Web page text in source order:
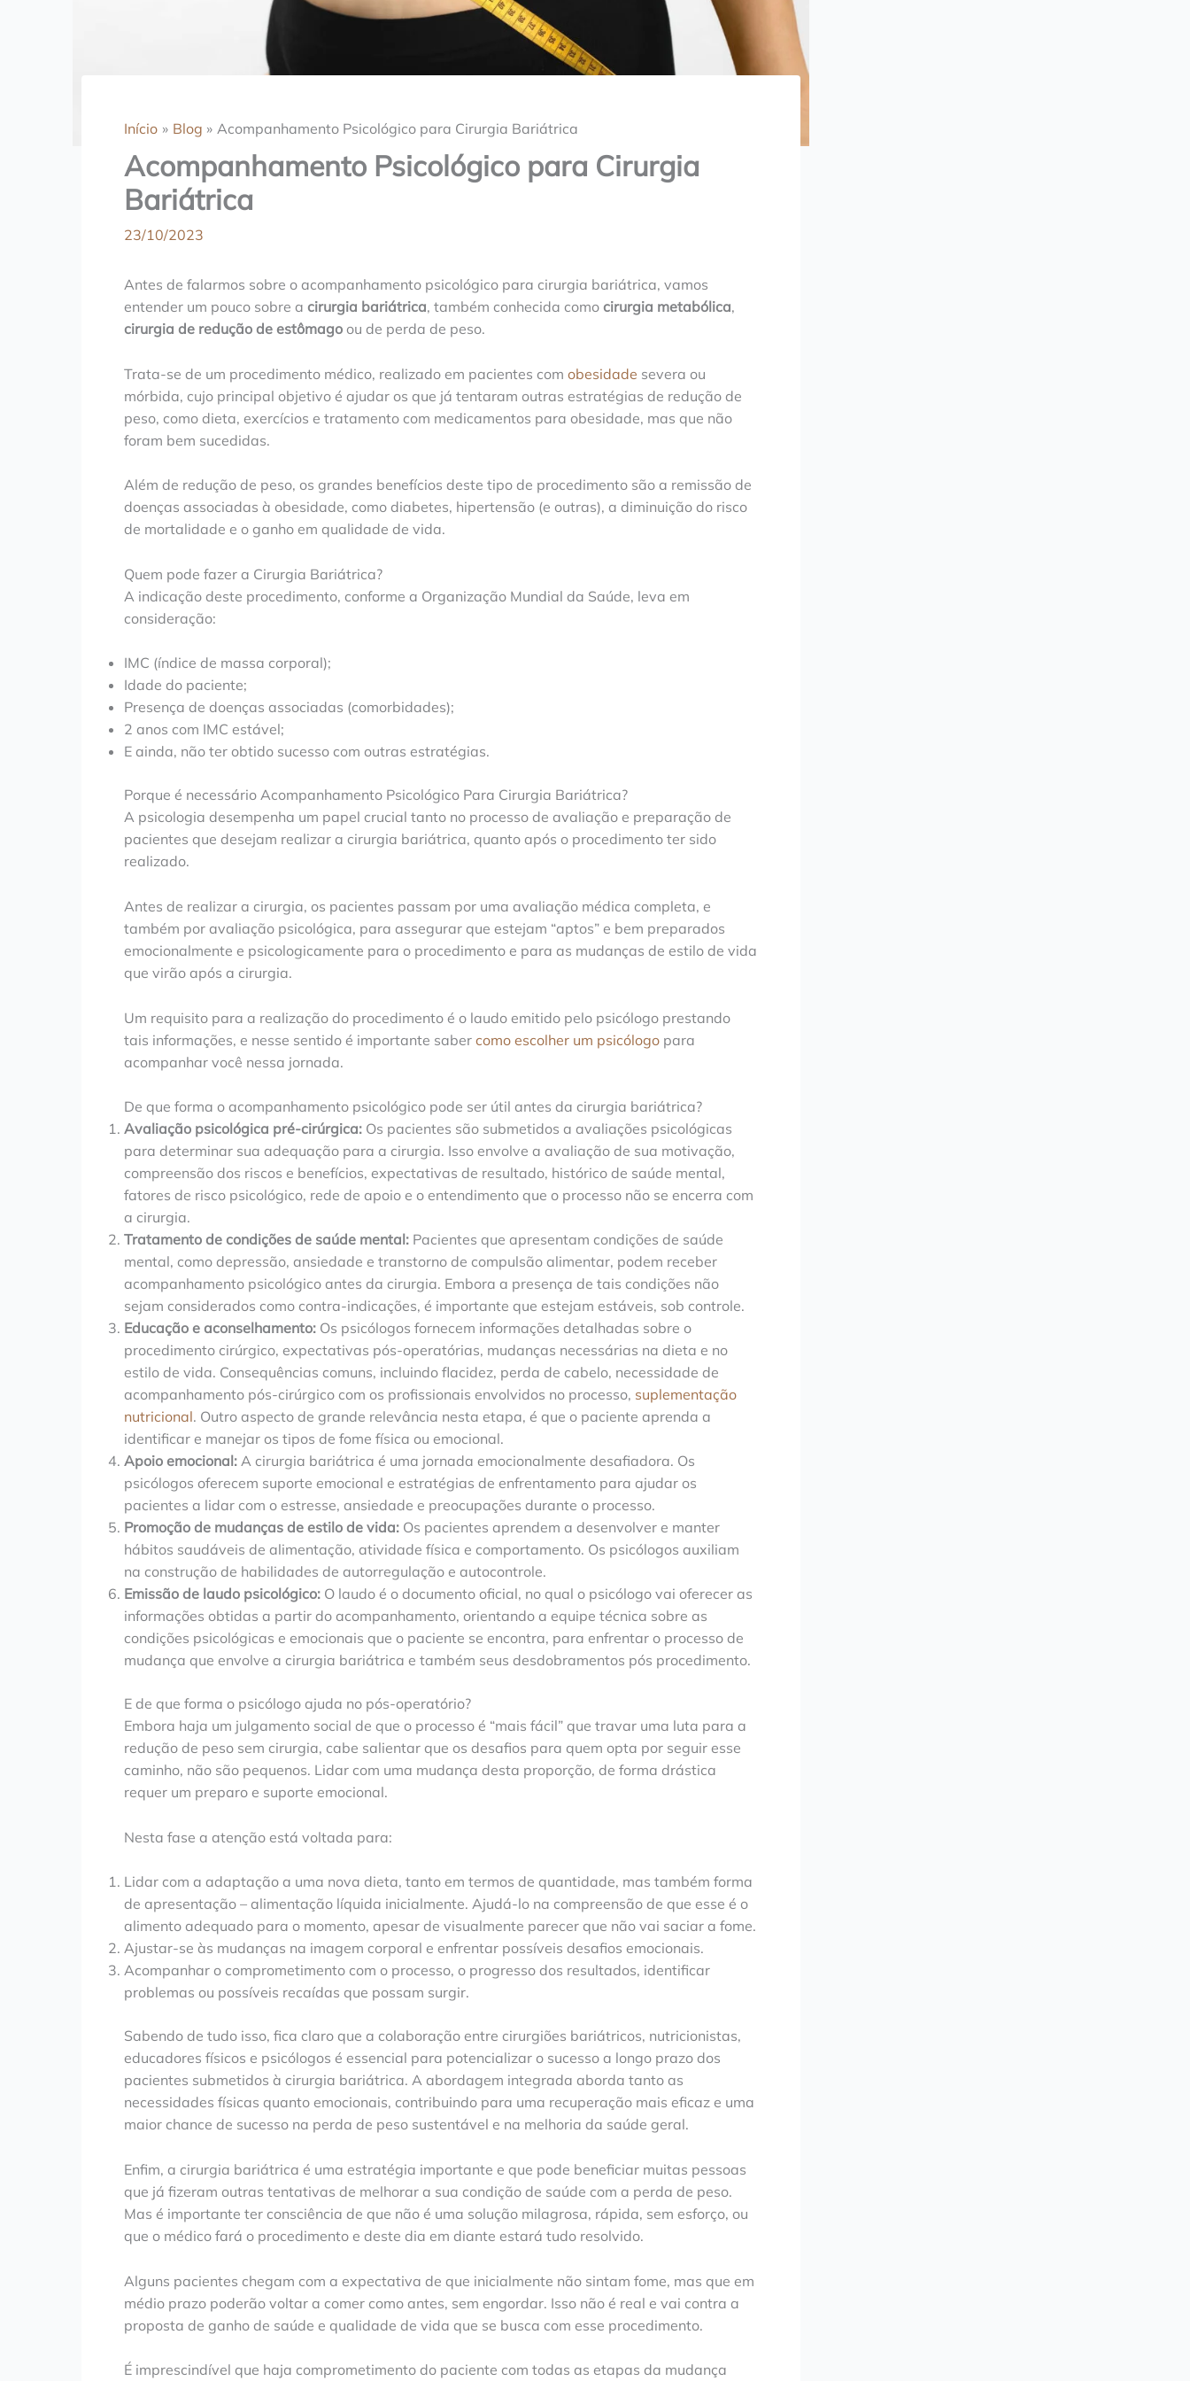
Início Blog Acompanhamento Psicológico para Cirurgia Bariátrica
Acompanhamento Psicológico para Cirurgia
Bariátrica
23/10/2023
Antes de falarmos sobre o acompanhamento psicológico para cirurgia bariátrica, vamos
entender um pouco sobre a cirurgia bariátrica, também conhecida como cirurgia metabólica,
cirurgia de redução de estômago ou de perda de peso.
Trata-se de um procedimento médico, realizado em pacientes com obesidade severa ou
mórbida, cujo principal objetivo é ajudar os que já tentaram outras estratégias de redução de
peso, como dieta, exercícios e tratamento com medicamentos para obesidade, mas que não
foram bem sucedidas.
Além de redução de peso, os grandes benefícios deste tipo de procedimento são a remissão de
doenças associadas à obesidade, como diabetes, hipertensão (e outras), a diminuição do risco
de mortalidade e o ganho em qualidade de vida.
Quem pode fazer a Cirurgia Bariátrica?
A indicação deste procedimento, conforme a Organização Mundial da Saúde, leva em
consideração:
IMC (índice de massa corporal);
Idade do paciente;
Presença de doenças associadas (comorbidades);
2 anos com IMC estável;
E ainda, não ter obtido sucesso com outras estratégias.
Porque é necessário Acompanhamento Psicológico Para Cirurgia Bariátrica?
A psicologia desempenha um papel crucial tanto no processo de avaliação e preparação de
pacientes que desejam realizar a cirurgia bariátrica, quanto após o procedimento ter sido
realizado.
Antes de realizar a cirurgia, os pacientes passam por uma avaliação médica completa, e
também por avaliação psicológica, para assegurar que estejam “aptos” e bem preparados
emocionalmente e psicologicamente para o procedimento e para as mudanças de estilo de vida
que virão após a cirurgia.
Um requisito para a realização do procedimento é o laudo emitido pelo psicólogo prestando
tais informações, e nesse sentido é importante saber como escolher um psicólogo para
acompanhar você nessa jornada.
De que forma o acompanhamento psicológico pode ser útil antes da cirurgia bariátrica?
Avaliação psicológica pré-cirúrgica: Os pacientes são submetidos a avaliações psicológicas
para determinar sua adequação para a cirurgia. Isso envolve a avaliação de sua motivação,
compreensão dos riscos e benefícios, expectativas de resultado, histórico de saúde mental,
fatores de risco psicológico, rede de apoio e o entendimento que o processo não se encerra com
a cirurgia.
Tratamento de condições de saúde mental: Pacientes que apresentam condições de saúde
mental, como depressão, ansiedade e transtorno de compulsão alimentar, podem receber
acompanhamento psicológico antes da cirurgia. Embora a presença de tais condições não
sejam considerados como contra-indicações, é importante que estejam estáveis, sob controle.
Educação e aconselhamento: Os psicólogos fornecem informações detalhadas sobre o
procedimento cirúrgico, expectativas pós-operatórias, mudanças necessárias na dieta e no
estilo de vida. Consequências comuns, incluindo flacidez, perda de cabelo, necessidade de
acompanhamento pós-cirúrgico com os profissionais envolvidos no processo, suplementação
nutricional. Outro aspecto de grande relevância nesta etapa, é que o paciente aprenda a
identificar e manejar os tipos de fome física ou emocional.
Apoio emocional: A cirurgia bariátrica é uma jornada emocionalmente desafiadora. Os
psicólogos oferecem suporte emocional e estratégias de enfrentamento para ajudar os
pacientes a lidar com o estresse, ansiedade e preocupações durante o processo.
Promoção de mudanças de estilo de vida: Os pacientes aprendem a desenvolver e manter
hábitos saudáveis de alimentação, atividade física e comportamento. Os psicólogos auxiliam
na construção de habilidades de autorregulação e autocontrole.
Emissão de laudo psicológico: O laudo é o documento oficial, no qual o psicólogo vai oferecer as
informações obtidas a partir do acompanhamento, orientando a equipe técnica sobre as
condições psicológicas e emocionais que o paciente se encontra, para enfrentar o processo de
mudança que envolve a cirurgia bariátrica e também seus desdobramentos pós procedimento.
E de que forma o psicólogo ajuda no pós-operatório?
Embora haja um julgamento social de que o processo é “mais fácil” que travar uma luta para a
redução de peso sem cirurgia, cabe salientar que os desafios para quem opta por seguir esse
caminho, não são pequenos. Lidar com uma mudança desta proporção, de forma drástica
requer um preparo e suporte emocional.
Nesta fase a atenção está voltada para:
Lidar com a adaptação a uma nova dieta, tanto em termos de quantidade, mas também forma
de apresentação – alimentação líquida inicialmente. Ajudá-lo na compreensão de que esse é o
alimento adequado para o momento, apesar de visualmente parecer que não vai saciar a fome.
Ajustar-se às mudanças na imagem corporal e enfrentar possíveis desafios emocionais.
Acompanhar o comprometimento com o processo, o progresso dos resultados, identificar
problemas ou possíveis recaídas que possam surgir.
Sabendo de tudo isso, fica claro que a colaboração entre cirurgiões bariátricos, nutricionistas,
educadores físicos e psicólogos é essencial para potencializar o sucesso a longo prazo dos
pacientes submetidos à cirurgia bariátrica. A abordagem integrada aborda tanto as
necessidades físicas quanto emocionais, contribuindo para uma recuperação mais eficaz e uma
maior chance de sucesso na perda de peso sustentável e na melhoria da saúde geral.
Enfim, a cirurgia bariátrica é uma estratégia importante e que pode beneficiar muitas pessoas
que já fizeram outras tentativas de melhorar a sua condição de saúde com a perda de peso.
Mas é importante ter consciência de que não é uma solução milagrosa, rápida, sem esforço, ou
que o médico fará o procedimento e deste dia em diante estará tudo resolvido.
Alguns pacientes chegam com a expectativa de que inicialmente não sintam fome, mas que em
médio prazo poderão voltar a comer como antes, sem engordar. Isso não é real e vai contra a
proposta de ganho de saúde e qualidade de vida que se busca com esse procedimento.
É imprescindível que haja comprometimento do paciente com todas as etapas da mudança